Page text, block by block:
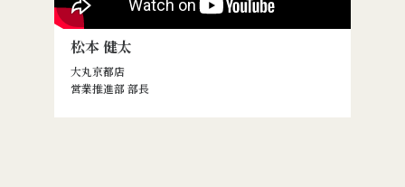
松本 健太
大丸京都店
営業推進部 部長